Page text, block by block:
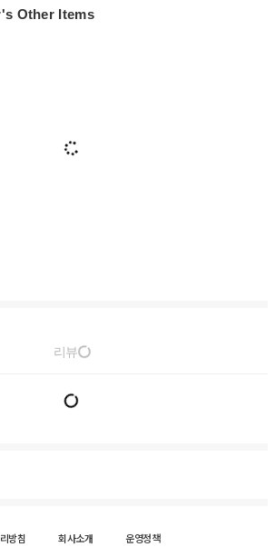
Other Items
리뷰
방침 회사소개
운영정책